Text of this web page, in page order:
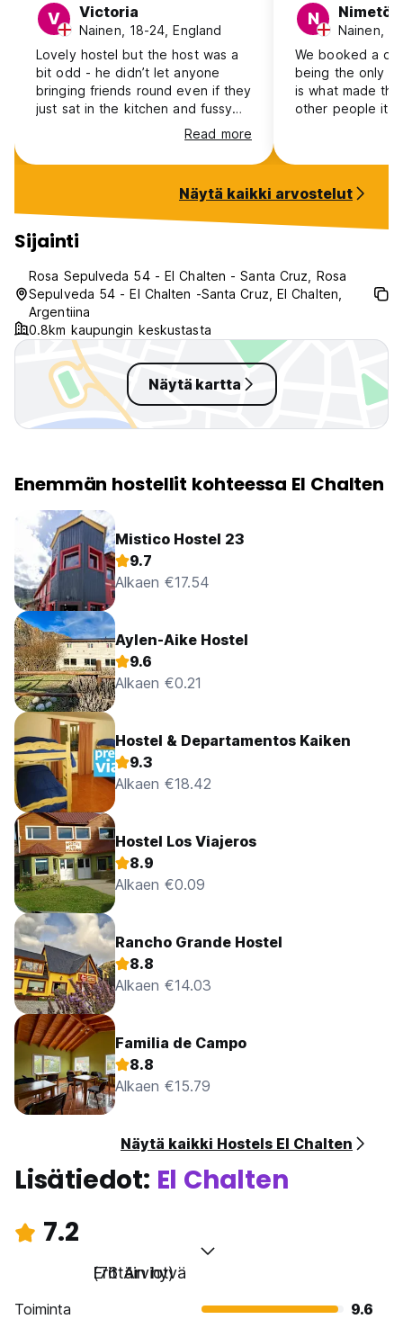
V Victoria
Nainen, 18-24, England
Lovely hostel but the host was a
bit odd - he didn’t let anyone
bringing friends round even if they
just sat in the kitchen and fussy
about keys and cash payments. It
wasn’t a very social hostel but the
facilities were good.
Read more
N Nimetön
Nainen,
We booked a
being the only
is what made
other people it
challenge! Host
time you come
Näytä kaikki arvostelut
Sijainti
Rosa Sepulveda 54 - El Chalten - Santa Cruz, Rosa
Sepulveda 54 - El Chalten -Santa Cruz, El Chalten,
Argentiina
0.8km kaupungin keskustasta
Näytä kartta
Enemmän hostellit kohteessa El Chalten
Mistico Hostel 23
9.7
Alkaen €17.54
Aylen-Aike Hostel
9.6
Alkaen €0.21
Hostel & Departamentos Kaiken
9.3
Alkaen €18.42
Hostel Los Viajeros
8.9
Alkaen €0.09
Rancho Grande Hostel
8.8
Alkaen €14.03
Familia de Campo
8.8
Alkaen €15.79
Näytä kaikki Hostels El Chalten
Lisätiedot: El Chalten
7.2
Erittäin hyvä
(76 Arviot)
Toiminta
9.6